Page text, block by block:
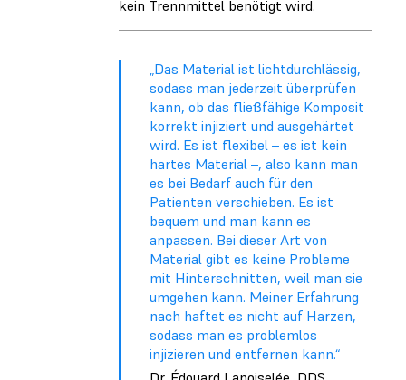
kein Trennmittel benötigt wird.
„Das Material ist lichtdurchlässig,
sodass man jederzeit überprüfen
kann, ob das fließfähige Komposit
korrekt injiziert und ausgehärtet
wird. Es ist flexibel – es ist kein
hartes Material –, also kann man
es bei Bedarf auch für den
Patienten verschieben. Es ist
bequem und man kann es
anpassen. Bei dieser Art von
Material gibt es keine Probleme
mit Hinterschnitten, weil man sie
umgehen kann. Meiner Erfahrung
nach haftet es nicht auf Harzen,
sodass man es problemlos
injizieren und entfernen kann.“